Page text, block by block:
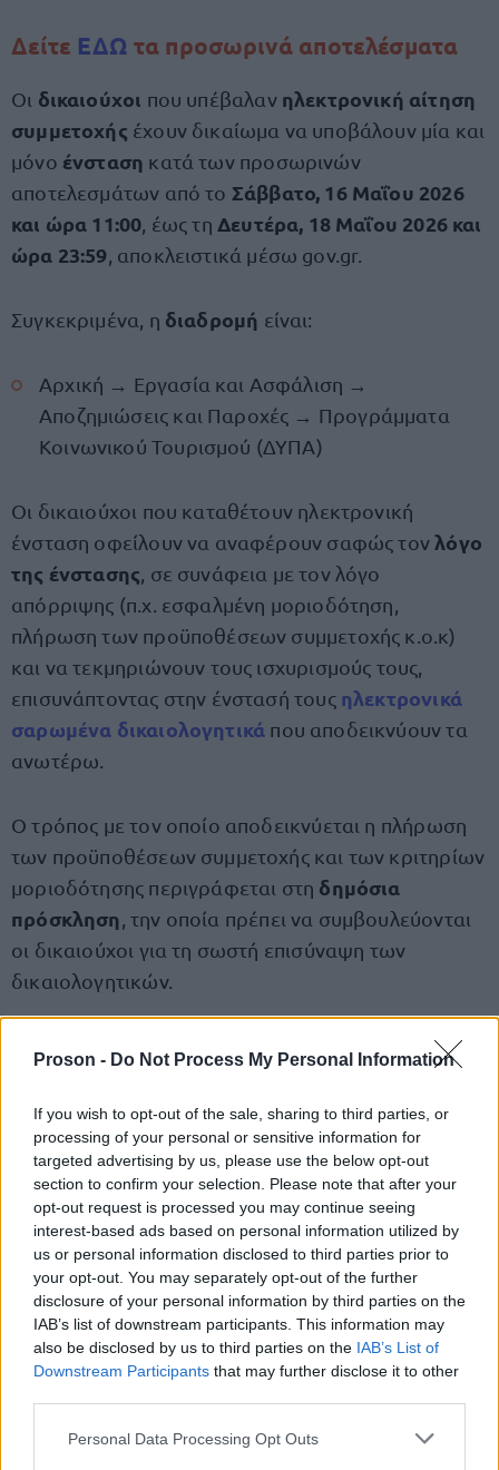
Proson - Do Not Process My Personal Information
If you wish to opt-out of the sale, sharing to third parties, or
processing of your personal or sensitive information for
targeted advertising by us, please use the below opt-out
section to confirm your selection. Please note that after your
opt-out request is processed you may continue seeing
interest-based ads based on personal information utilized by
us or personal information disclosed to third parties prior to
your opt-out. You may separately opt-out of the further
disclosure of your personal information by third parties on the
IAB’s list of downstream participants. This information may
also be disclosed by us to third parties on the IAB’s List of
Downstream Participants that may further disclose it to other
Please note that this website/app uses one or more Google
Personal Data Processing Opt Outs
Δείτε ΕΔΩ τα προσωρινά αποτελέσματα
Οι δικαιούχοι που υπέβαλαν ηλεκτρονική αίτηση
συμμετοχής έχουν δικαίωμα να υποβάλουν μία και
μόνο ένσταση κατά των προσωρινών
αποτελεσμάτων από το Σάββατο, 16 Μαΐου 2026
και ώρα 11:00 , έως τη Δευτέρα, 18 Μαΐου 2026 και
ώρα 23:59 , αποκλειστικά μέσω gov.gr.
Συγκεκριμένα, η διαδρομή είναι:
Αρχική → Εργασία και Ασφάλιση →
Αποζημιώσεις και Παροχές → Προγράμματα
Κοινωνικού Τουρισμού (ΔΥΠΑ)
Οι δικαιούχοι που καταθέτουν ηλεκτρονική
ένσταση οφείλουν να αναφέρουν σαφώς τονλόγο
της ένστασης , σε συνάφεια με τον λόγο
απόρριψης (π.χ. εσφαλμένη μοριοδότηση,
πλήρωση των προϋποθέσεων συμμετοχής κ.ο.κ)
και να τεκμηριώνουν τους ισχυρισμούς τους,
επισυνάπτοντας στην ένστασή τους ηλεκτρονικά
σαρωμένα δικαιολογητικά που αποδεικνύουν τα
ανωτέρω.
Ο τρόπος με τον οποίο αποδεικνύεται η πλήρωση
των προϋποθέσεων συμμετοχής και των κριτηρίων
μοριοδότησης περιγράφεται στη δημόσια
πρόσκληση , την οποία πρέπει να συμβουλεύονται
οι δικαιούχοι για τη σωστή επισύναψη των
δικαιολογητικών.
Ενστάσεις που δεν υποβάλλονται ηλεκτρονικά δεν
ΑΣΕΠ: Πιστοποίηση Αγγλικών σε
μόνο 2 ημέρες στα χέρια σας
ΑΣΕΠ: Εξ αποστάσεως η πιο Εύκολη
Πιστοποίηση Υπολογιστών σε 2
μέρες